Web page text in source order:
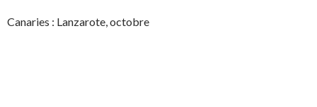
Canaries : Lanzarote, octobre